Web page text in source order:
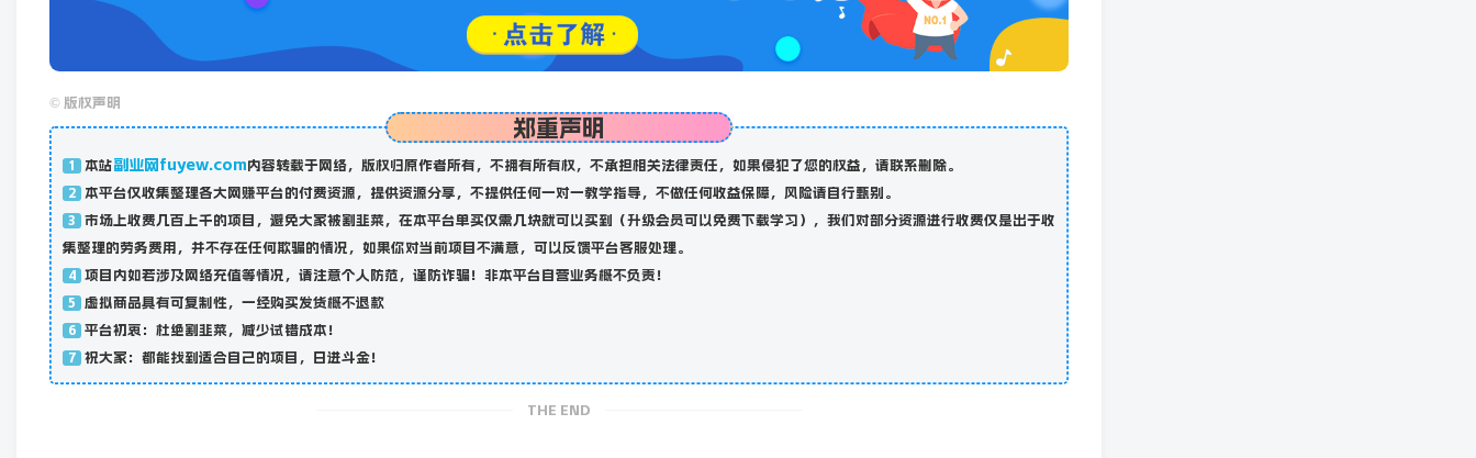
© 版权声明
郑重声明
1 本站副业网fuyew.com内容转载于网络，版权归原作者所有，不拥有所有权，不承担相关法律责任，如果侵犯了您的权益，请联系删除。
2 本平台仅收集整理各大网赚平台的付费资源，提供资源分享，不提供任何一对一教学指导，不做任何收益保障，风险请自行甄别。
3
市场上收费几百上千的项目，避免大家被割韭菜，在本平台单买仅需几块就可以买到（升级会员可以免费下载学习），我们对部分资源进行收费仅是出于收
集整理的劳务费用，并不存在任何欺骗的情况，如果你对当前项目不满意，可以反馈平台客服处理。
4 项目内如若涉及网络充值等情况，请注意个人防范，谨防诈骗！非本平台自营业务概不负责！
5 虚拟商品具有可复制性，一经购买发货概不退款
6 平台初衷：杜绝割韭菜，减少试错成本！
7 祝大家：都能找到适合自己的项目，日进斗金！
THE END